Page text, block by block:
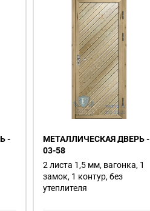
-
МЕТАЛЛИЧЕСКАЯ ДВЕРЬ -
03-58
2 листа 1,5 мм, вагонка, 1
замок, 1 контур, без
утеплителя